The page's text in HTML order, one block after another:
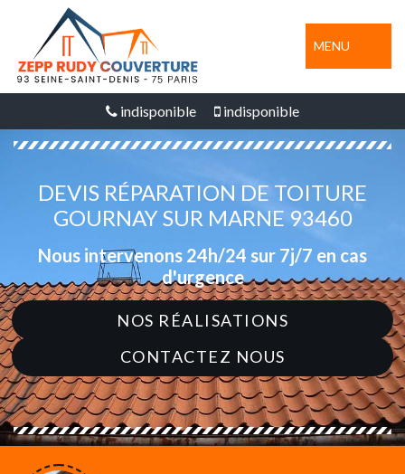
MENU
indisponible indisponible
DEVIS RÉPARATION DE TOITURE
GOURNAY SUR MARNE 93460
Nous intervenons 24h/24 sur 7j/7 en cas
d'urgence
NOS RÉALISATIONS
CONTACTEZ NOUS